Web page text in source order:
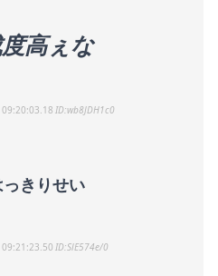
高ぇな
wb8JDH1c0
きりせい
SlE574e/0